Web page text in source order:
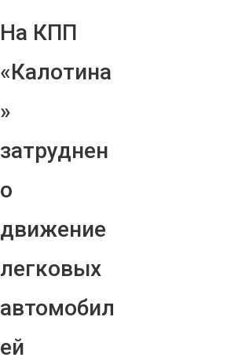
На КПП
«Калотина
»
затруднен
о
движение
легковых
автомобил
ей